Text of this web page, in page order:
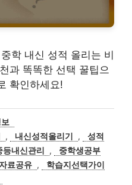
학 내신 성적 올리는 비
과 똑똑한 선택 꿀팁으
확인하세요!
, 내신성적올리기 ,
성적
등내신관리 ,
중학생공부
료공유 ,
학습지선택가이